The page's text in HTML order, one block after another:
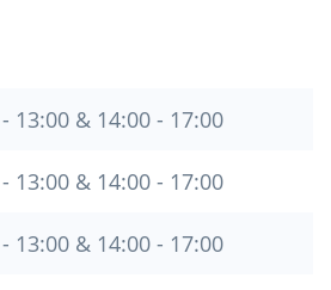
13:00 & 14:00 - 17:00
13:00 & 14:00 - 17:00
13:00 & 14:00 - 17:00